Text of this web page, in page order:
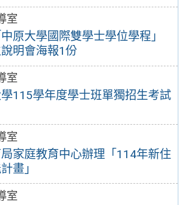
室
原大學國際雙學士學位學程」
明會海報1份
室
115學年度學士班單獨招生考試
室
家庭教育中心辦理「114年新住
畫」
室